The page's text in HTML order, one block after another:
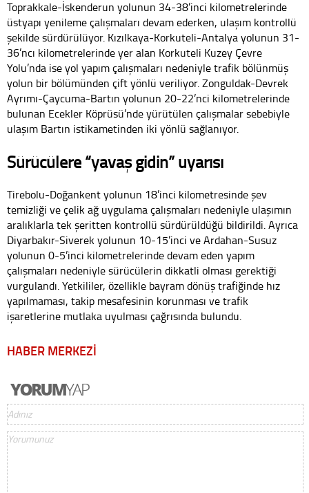
Toprakkale-İskenderun yolunun 34-38’inci kilometrelerinde
üstyapı yenileme çalışmaları devam ederken, ulaşım kontrollü
şekilde sürdürülüyor. Kızılkaya-Korkuteli-Antalya yolunun 31-
36’ncı kilometrelerinde yer alan Korkuteli Kuzey Çevre
Yolu’nda ise yol yapım çalışmaları nedeniyle trafik bölünmüş
yolun bir bölümünden çift yönlü veriliyor. Zonguldak-Devrek
Ayrımı-Çaycuma-Bartın yolunun 20-22’nci kilometrelerinde
bulunan Ecekler Köprüsü’nde yürütülen çalışmalar sebebiyle
ulaşım Bartın istikametinden iki yönlü sağlanıyor.
Sürücülere “yavaş gidin” uyarısı
Tirebolu-Doğankent yolunun 18’inci kilometresinde şev
temizliği ve çelik ağ uygulama çalışmaları nedeniyle ulaşımın
aralıklarla tek şeritten kontrollü sürdürüldüğü bildirildi. Ayrıca
Diyarbakır-Siverek yolunun 10-15’inci ve Ardahan-Susuz
yolunun 0-5’inci kilometrelerinde devam eden yapım
çalışmaları nedeniyle sürücülerin dikkatli olması gerektiği
vurgulandı. Yetkililer, özellikle bayram dönüş trafiğinde hız
yapılmaması, takip mesafesinin korunması ve trafik
işaretlerine mutlaka uyulması çağrısında bulundu.
HABER MERKEZİ